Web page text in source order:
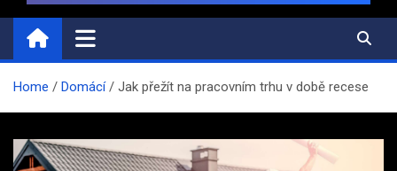
Home Domácí Jak přežít na pracovním trhu v době recese